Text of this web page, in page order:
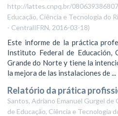
http://lattes.cnpq.br/
Educação, Ciência e Tecnologia do
- CentralIFRN, 2016-03-18)
Este informe de la práctica
Instituto Federal de Educación,
Grande do Norte y tiene la
la mejora de las instalaciones de ...
Relatório da prática
Santos, Adriano Emanuel Gurgel de
de Educação, Ciência e Tecnologia